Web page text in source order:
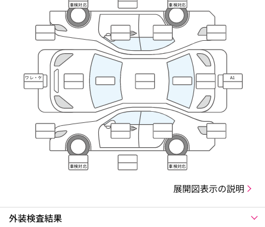
車検対応 車検対応
ワレ・ケ
ズレ
A1
車検対応 車検対応
展開図表示の説明
外装検査結果